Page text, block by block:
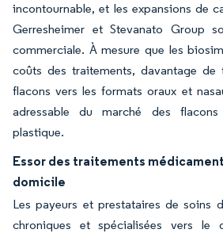
incontournable, et les expansions de
Gerresheimer et Stevanato Group
commerciale. À mesure que les
coûts des traitements, davantage de
flacons vers les formats oraux et
adressable du marché des flacons
plastique.
Essor des traitements
domicile
Les payeurs et prestataires de soins
chroniques et spécialisées vers le